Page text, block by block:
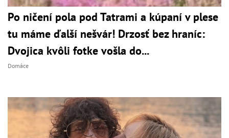
Po ničení pola pod Tatrami a kúpaní v plese
tu máme ďalší nešvár! Drzosť bez hraníc:
Dvojica kvôli fotke vošla do...
Domáce